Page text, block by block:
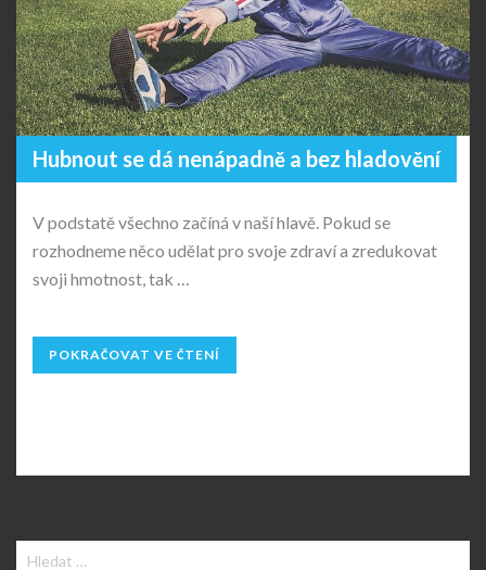
Hubnout se dá nenápadně a bez hladovění
V podstatě všechno začíná v naší hlavě. Pokud se
rozhodneme něco udělat pro svoje zdraví a zredukovat
svoji hmotnost, tak …
POKRAČOVAT VE ČTENÍ
Vyhledávání